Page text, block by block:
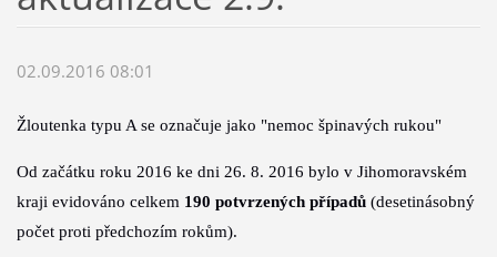
02.09.2016 08:01
Žloutenka typu A se označuje jako "nemoc špinavých rukou"
Od začátku roku 2016 ke dni 26. 8. 2016 bylo v Jihomoravském
kraji evidováno celkem 190 potvrzených případů (desetinásobný
počet proti předchozím rokům).